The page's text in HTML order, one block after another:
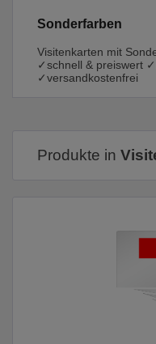
Sonderfarben
Visitenkarten mit
✓schnell & preiswert
✓versandkostenfrei
Produkte in